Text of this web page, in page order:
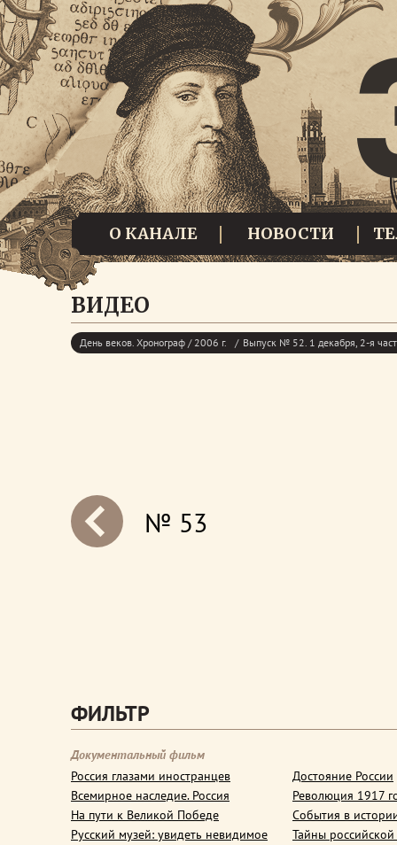
О КАНАЛЕ НОВОСТИ
ВИДЕО
День веков. Хронограф / 2006 г. Выпуск № 52. 1 декабря, 2-я
№ 53
ФИЛЬТР
Документальный фильм
Россия глазами иностранцев
Всемирное наследие. Россия
На пути к Великой Победе
Русский музей: увидеть невидимое
Достояние России
Революция 1917
События в
Тайны